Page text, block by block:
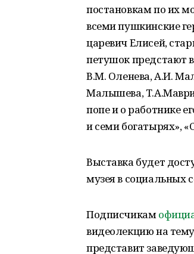
постановкам по их
всеми пушкинские
царевич Елисей,
петушок предстают
В.М. Оленева, А.И.
Малышева,
попе и о работнике
и семи богатырях»,
Выставка будет
музея в социальных
Подписчикам
видеолекцию на
представит